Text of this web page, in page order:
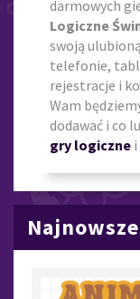
darmowych
Logiczne
swoją
telefonie,
rejestracje i
Wam
dodawać i co
gry logiczne i